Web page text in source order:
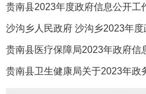
贵南县2023年度政府信息公开工
沙沟乡人民政府 沙沟乡2023年
度报告
贵南县医疗保障局2023年政府信
贵南县卫生健康局关于2023年政